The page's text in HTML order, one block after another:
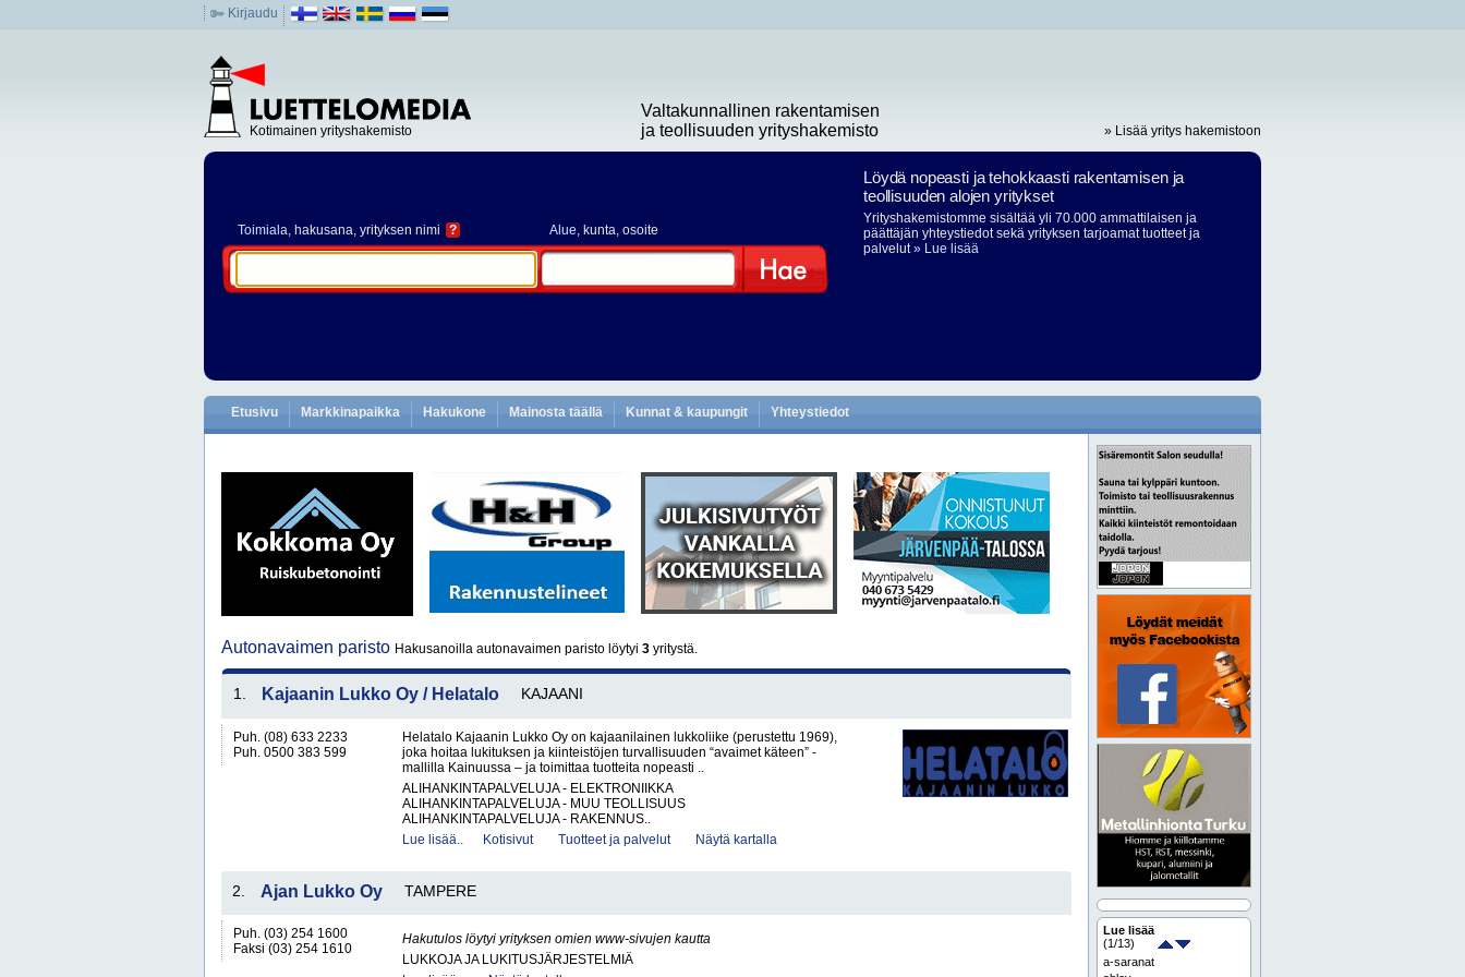
Kirjaudu
Kotimainen yrityshakemisto
Valtakunnallinen rakentamisen
ja teollisuuden yrityshakemisto
» Lisää yritys hakemistoon
Toimiala, hakusana, yrityksen nimi ? Alue, kunta, osoite
Löydä nopeasti ja tehokkaasti rakentamisen ja
teollisuuden alojen yritykset
Yrityshakemistomme sisältää yli 70.000 ammattilaisen ja
päättäjän yhteystiedot sekä yrityksen tarjoamat tuotteet ja
palvelut» Lue lisää
Etusivu Markkinapaikka Hakukone Mainosta täällä Kunnat & kaupungit Yhteystiedot
Autonavaimen paristo Hakusanoilla autonavaimen paristo löytyi 3 yritystä.
1. Kajaanin Lukko Oy / Helatalo KAJAANI
Puh. (08) 633 2233
Puh. 0500 383 599
Helatalo Kajaanin Lukko Oy on kajaanilainen lukkoliike (perustettu 1969),
joka hoitaa lukituksen ja kiinteistöjen turvallisuuden “avaimet käteen” -
mallilla Kainuussa – ja toimittaa tuotteita nopeasti ..
ALIHANKINTAPALVELUJA - ELEKTRONIIKKA
ALIHANKINTAPALVELUJA - MUU TEOLLISUUS
ALIHANKINTAPALVELUJA - RAKENNUS..
Lue lisää..
Kotisivut Tuotteet ja palvelut Näytä kartalla
2. Ajan Lukko Oy TAMPERE
Puh. (03) 254 1600
Faksi (03) 254 1610
Hakutulos löytyi yrityksen omien www-sivujen kautta
LUKKOJA JA LUKITUSJÄRJESTELMIÄ
Lue lisää
(1/13)
a-saranat